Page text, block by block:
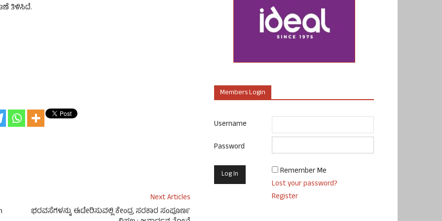
ತಿಳಿಸಿದೆ.
Next Articles
ಭರವಸೆಗಳನ್ನು ಈಡೇರಿಸುವಲ್ಲಿ ಕೇಂದ್ರ ಸರಕಾರ ಸಂಪೂರ್ಣ
Members Login
Username
Password
Remember Me
Lost your password?
Register